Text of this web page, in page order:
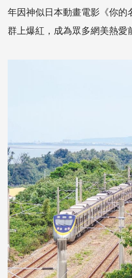
年因神似日本動畫電影《你的
群上爆紅，成為眾多網美熱愛